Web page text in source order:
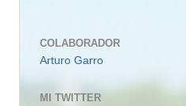
COLABORADOR
Arturo Garro
MI TWITTER